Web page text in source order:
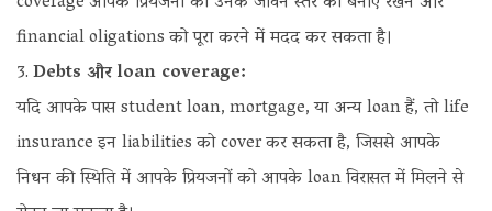
financial oligations को पूरा करने में मदद कर सकता है।
Debts और loan coverage:
यदि आपके पास student loan, mortgage, या अन्य loan हैं, तो life
insurance इन liabilities को cover कर सकता है, जिससे आपके
निधन की स्थिति में आपके प्रियजनों को आपके loan विरासत में मिलने से